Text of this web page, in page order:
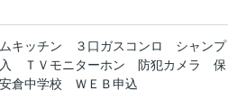
キッチン ３口ガスコンロ
シャンプ
ＴＶモニターホン 防犯カメラ
保
安倉中学校 ＷＥＢ申込